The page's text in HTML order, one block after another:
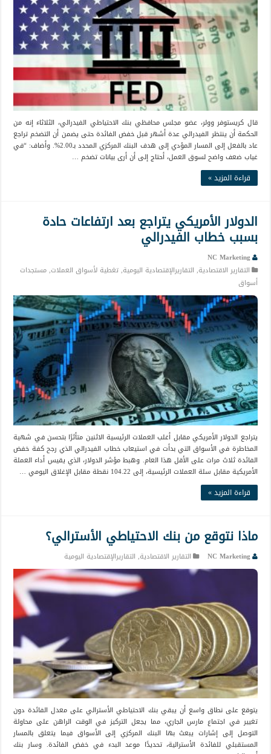
قال كريستوفر وولر، عضو مجلس محافظي بنك الاحتياطي الفيدرالي، الثلاثاء إنه من
الحكمة أن ينتظر الفيدرالي عدة أشهر قبل خفض الفائدة حتى يضمن أن التضخم تراجع
عاد بالفعل إلى المسار المؤدي إلى هدف البنك المركزي المحدد بـ2.00%. وأضاف: “في
غياب ضعف واضح لسوق العمل، أحتاج إلى أن أرى بيانات تضخم …
قراءة المزيد »
الدولار الأمريكي يتراجع بعد ارتفاعات حادة
بسبب خطاب الفيدرالي
NC Marketing
التقارير الاقتصادية, التقاريرالإقتصادية اليومية,تغطية لأسواق العملات,مستجدات
أسواق
يتراجع الدولار الأمريكي مقابل أغلب العملات الرئيسية الاثنين متأثرًا بتحسن في شهية
المخاطرة في الأسواق التي بدأت في استيعاب خطاب الفيدرالي الذي رجح كفة خفض
الفائدة ثلاث مرات على الأقل هذا العام. وهبط مؤشر الدولار، الذي يقيس أداء العملة
الأمريكية مقابل سلة العملات الرئيسية، إلى 104.22 نقطة مقابل الإغلاق اليومي …
قراءة المزيد »
ماذا نتوقع من بنك الاحتياطي الأسترالي؟
NC Marketing التقارير الاقتصادية, التقاريرالإقتصادية اليومية
يتوقع على نطاق واسع أن يبقي بنك الاحتياطي الأسترالي على معدل الفائدة دون
تغيير في اجتماع مارس الجاري، مما يجعل التركيز في الوقت الراهن على محاولة
التوصل إلى إشارات يبعث بها البنك المركزي إلى الأسواق فيما يتعلق بالمسار
المستقبلي للفائدة الأسترالية، تحديدًا موعد البدء في خفض الفائدة. وسار بنك